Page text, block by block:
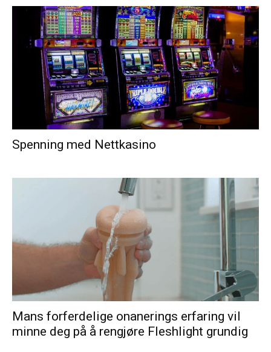
Spenning med Nettkasino
Mans forferdelige onanerings erfaring vil
minne deg på å rengjøre Fleshlight grundig